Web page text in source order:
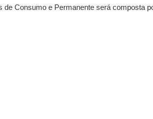
de Consumo e Permanente será composta